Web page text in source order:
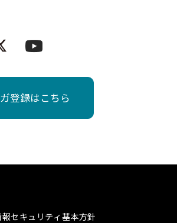
登録はこちら
セキュリティ基本方針